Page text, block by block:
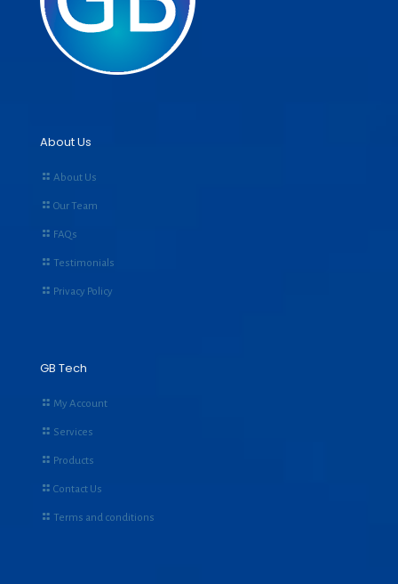
About Us
About Us
Our Team
FAQs
Testimonials
Privacy Policy
GB Tech
My Account
Services
Products
Contact Us
Terms and conditions